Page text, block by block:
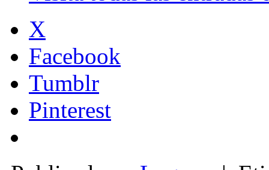
X
Facebook
Tumblr
Pinterest